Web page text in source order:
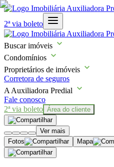
2ª via boleto
Buscar imóveis
Condomínios
Proprietários de imóveis
Corretora de seguros
A Auxiliadora Predial
Fale conosco
2ª via boleto Área do cliente
Ver mais
Fotos
Mapa